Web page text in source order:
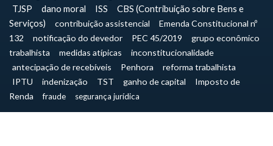
TJSP
dano moral ISS
CBS (Contribuição sobre Bens e
Serviços)
contribuição assistencial
Emenda Constitucional nº
132
notificação do devedor PEC 45/2019
grupo econômico
trabalhista
medidas atípicas
inconstitucionalidade
antecipação de recebíveis
Penhora
reforma trabalhista
IPTU
indenização TST ganho de capital
Imposto de
Renda
fraude segurança jurídica